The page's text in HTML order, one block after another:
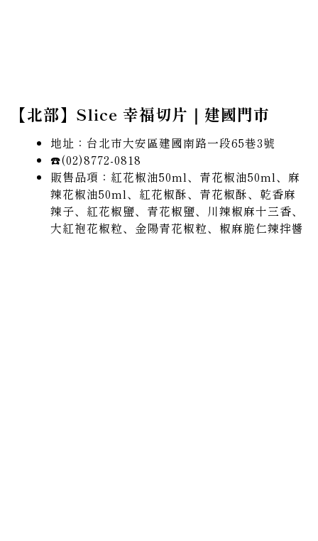
【北部】Slice 幸福切片｜建國門市
地址：台北市大安區建國南路一段65巷3號
☎️(02)8772-0818
販售品項：紅花椒油50ml、 青花椒油50ml、麻
辣花椒油50ml、紅花椒酥、青花椒酥、乾香麻
辣子、 紅花椒鹽、青花椒鹽、川辣椒麻十三香、
大紅袍花椒粒、金陽青花椒粒、椒麻脆仁辣拌醬